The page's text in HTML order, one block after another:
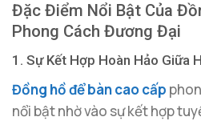
Đặc Điểm Nổi Bật Của
Phong Cách Đương Đại
1. Sự Kết Hợp Hoàn Hảo Giữa
Đồng hồ để bàn cao cấp
nổi bật nhờ vào sự kết hợp